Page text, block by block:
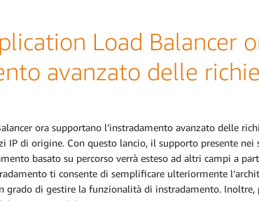
Load Balancer
avanzato delle
ora supportano l’instradamento avanzato delle
IP di origine. Con questo lancio, il supporto presente
basato su percorso verrà esteso ad altri campi a
ti consente di semplificare ulteriormente
grado di gestire la funzionalità di instradamento.